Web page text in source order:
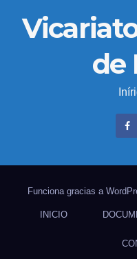
de
Funciona gracias a
INICIO